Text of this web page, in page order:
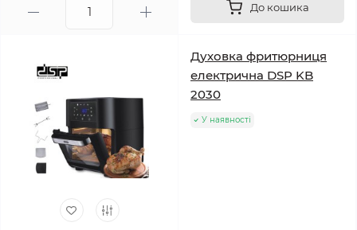
До кошика
Духовка фритюрниця
електрична DSP KB
2030
У наявності